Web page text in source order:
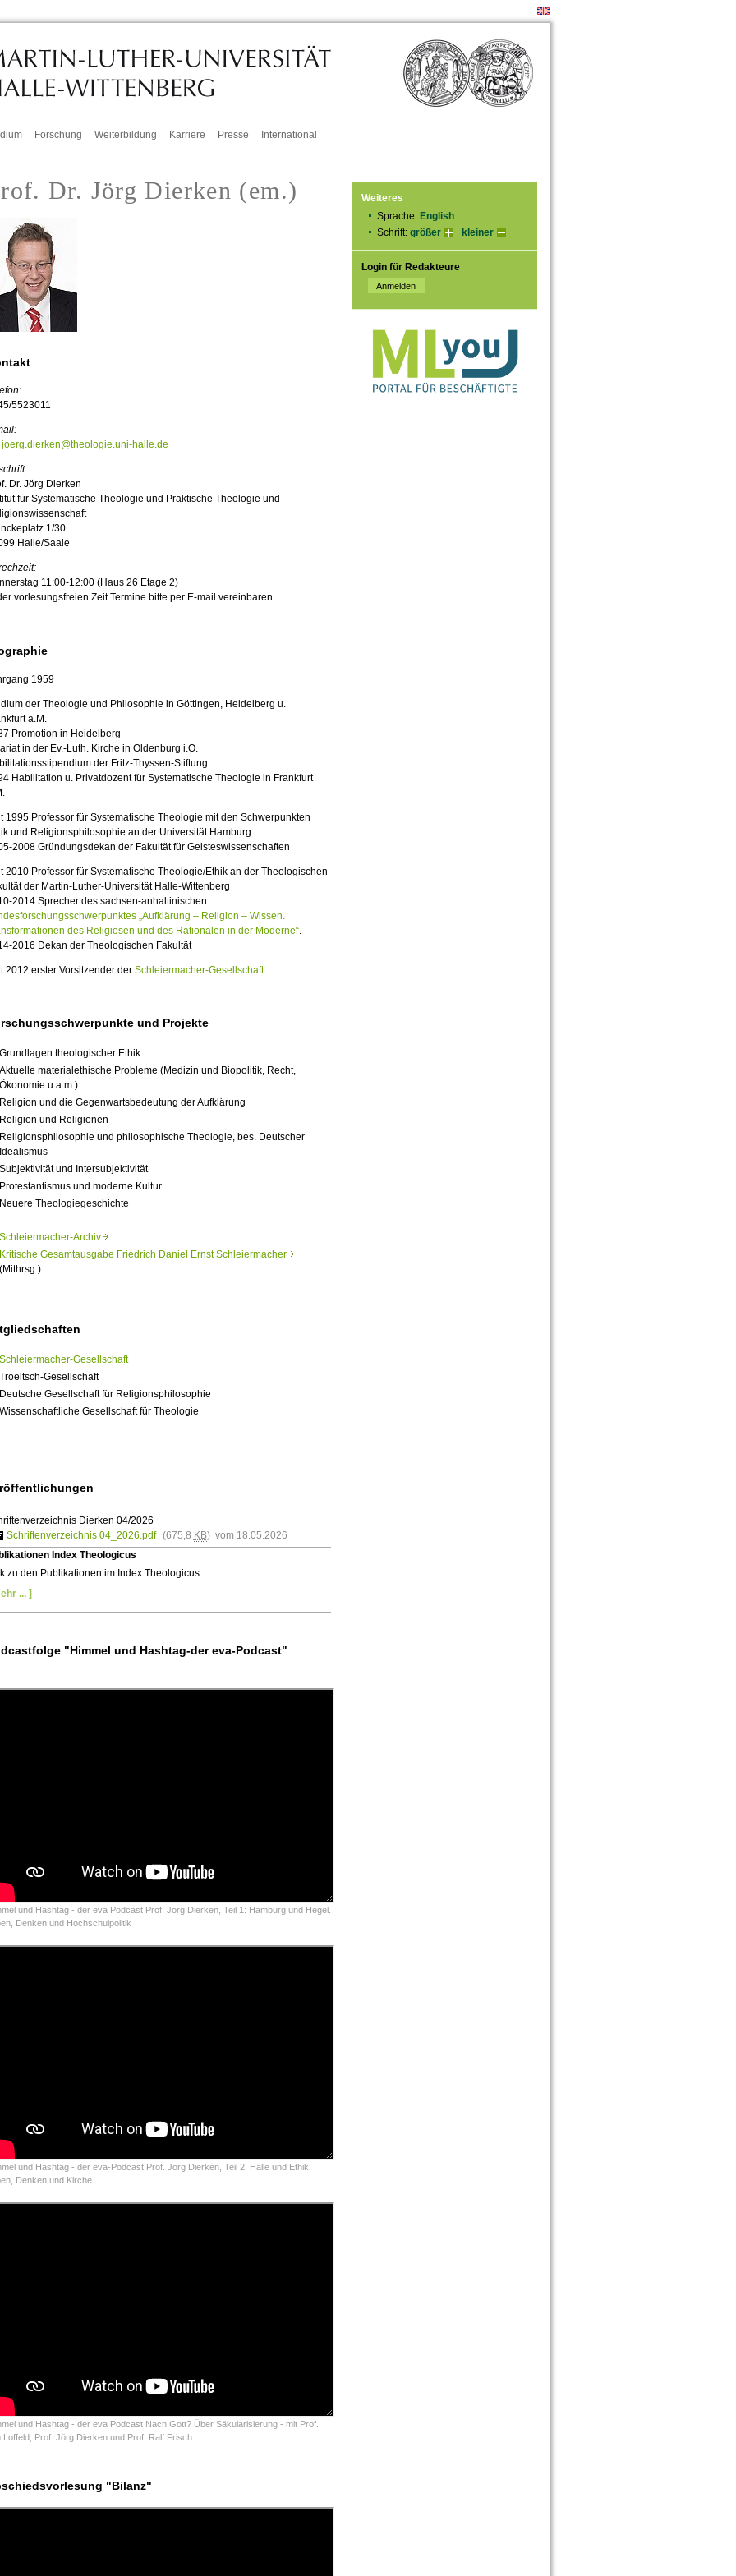
Forschung Weiterbildung Karriere Presse International
Weiteres
Sprache: English
Schrift: größer kleiner
Login für Redakteure
Dr. Jörg Dierken (em.)
5523011
joerg.dierken@theologie.uni-halle.de
Dr. Jörg Dierken
für Systematische Theologie und Praktische Theologie und
1/30
Halle/Saale
11:00-12:00 (Haus 26 Etage 2)
vorlesungsfreien Zeit Termine bitte per E-mail vereinbaren.
1959
der Theologie und Philosophie in Göttingen, Heidelberg u.
a.M.
Promotion in Heidelberg
in der Ev.-Luth. Kirche in Oldenburg i.O.
der Fritz-Thyssen-Stiftung
Habilitation u. Privatdozent für Systematische Theologie in Frankfurt
1995 Professor für Systematische Theologie mit den Schwerpunkten
und Religionsphilosophie an der Universität Hamburg
2008 Gründungsdekan der Fakultät für Geisteswissenschaften
2010 Professor für Systematische Theologie/Ethik an der Theologischen
der Martin-Luther-Universität Halle-Wittenberg
2014 Sprecher des sachsen-anhaltinischen
„Aufklärung – Religion – Wissen.
des Religiösen und des Rationalen in der Moderne“.
2016 Dekan der Theologischen Fakultät
2012 erster Vorsitzender der Schleiermacher-Gesellschaft.
und Projekte
theologischer Ethik
materialethische Probleme (Medizin und Biopolitik, Recht,
u.a.m.)
und die Gegenwartsbedeutung der Aufklärung
und Religionen
und philosophische Theologie, bes. Deutscher
und Intersubjektivität
und moderne Kultur
Theologiegeschichte
Archiv
Gesamtausgabe Friedrich Daniel Ernst Schleiermacher
Gesellschaft
Gesellschaft
Gesellschaft für Religionsphilosophie
Gesellschaft für Theologie
Dierken 04/2026
Schriftenverzeichnis 04_2026.pdf (675,8 KB) vom 18.05.2026
Index Theologicus
zu den Publikationen im Index Theologicus
... ]
"Himmel und Hashtag-der eva-Podcast"
und Hashtag - der eva Podcast Prof. Jörg Dierken, Teil 1: Hamburg und Hegel.
Denken und Hochschulpolitik
und Hashtag - der eva-Podcast Prof. Jörg Dierken, Teil 2: Halle und Ethik.
Denken und Kirche
und Hashtag - der eva Podcast Nach Gott? Über Säkularisierung - mit Prof.
Loffeld, Prof. Jörg Dierken und Prof. Ralf Frisch
"Bilanz"